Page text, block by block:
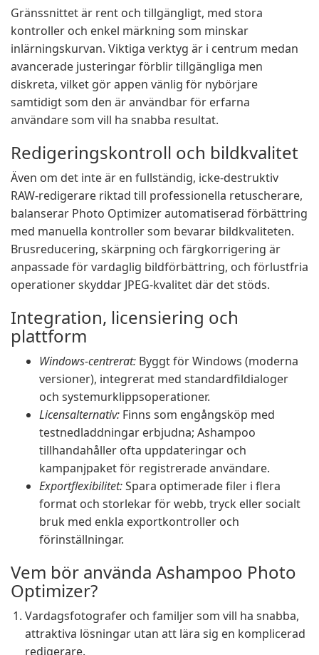
Gränssnittet är rent och tillgängligt, med stora
kontroller och enkel märkning som minskar
inlärningskurvan. Viktiga verktyg är i centrum medan
avancerade justeringar förblir tillgängliga men
diskreta, vilket gör appen vänlig för nybörjare
samtidigt som den är användbar för erfarna
användare som vill ha snabba resultat.
Redigeringskontroll och bildkvalitet
Även om det inte är en fullständig, icke-destruktiv
RAW-redigerare riktad till professionella retuscherare,
balanserar Photo Optimizer automatiserad förbättring
med manuella kontroller som bevarar bildkvaliteten.
Brusreducering, skärpning och färgkorrigering är
anpassade för vardaglig bildförbättring, och förlustfria
operationer skyddar JPEG-kvalitet där det stöds.
Integration, licensiering och
plattform
Windows-centrerat: Byggt för Windows (moderna
versioner), integrerat med standardfildialoger
och systemurklippsoperationer.
Licensalternativ: Finns som engångsköp med
testnedladdningar erbjudna; Ashampoo
tillhandahåller ofta uppdateringar och
kampanjpaket för registrerade användare.
Exportflexibilitet:Spara optimerade filer i flera
format och storlekar för webb, tryck eller socialt
bruk med enkla exportkontroller och
förinställningar.
Vem bör använda Ashampoo Photo
Optimizer?
Vardagsfotografer och familjer som vill ha snabba,
attraktiva lösningar utan att lära sig en komplicerad
redigerare.